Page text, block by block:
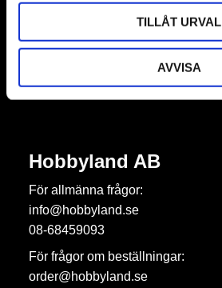
TILLÅT URVAL
AVVISA
Prenumerera
Hobbyland AB
För allmänna frågor:
info@hobbyland.se
08-68459093
För frågor om beställningar:
order@hobbyland.se